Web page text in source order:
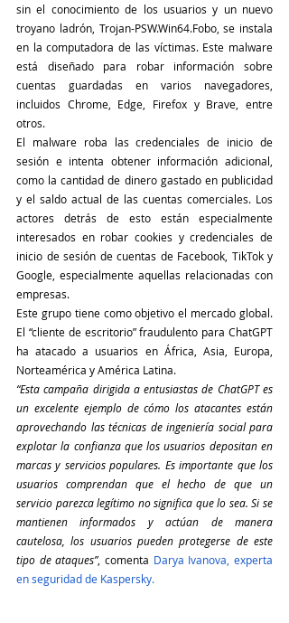
sin el conocimiento de los usuarios y un nuevo
troyano ladrón, Trojan-PSW.Win64.Fobo, se instala
en la computadora de las víctimas. Este malware
está diseñado para robar información sobre
cuentas guardadas en varios navegadores,
incluidos Chrome, Edge, Firefox y Brave, entre
otros.
El malware roba las credenciales de inicio de
sesión e intenta obtener información adicional,
como la cantidad de dinero gastado en publicidad
y el saldo actual de las cuentas comerciales. Los
actores detrás de esto están especialmente
interesados en robar cookies y credenciales de
inicio de sesión de cuentas de Facebook, TikTok y
Google, especialmente aquellas relacionadas con
empresas.
Este grupo tiene como objetivo el mercado global.
El “cliente de escritorio” fraudulento para ChatGPT
ha atacado a usuarios en África, Asia, Europa,
Norteamérica y América Latina.
“Esta campaña dirigida a entusiastas de ChatGPT es
un excelente ejemplo de cómo los atacantes están
aprovechando las técnicas de ingeniería social para
explotar la confianza que los usuarios depositan en
marcas y servicios populares. Es importante que los
usuarios comprendan que el hecho de que un
servicio parezca legítimo no significa que lo sea. Si se
mantienen informados y actúan de manera
cautelosa, los usuarios pueden protegerse de este
tipo de ataques”, comenta Darya Ivanova, experta
en seguridad de Kaspersky.